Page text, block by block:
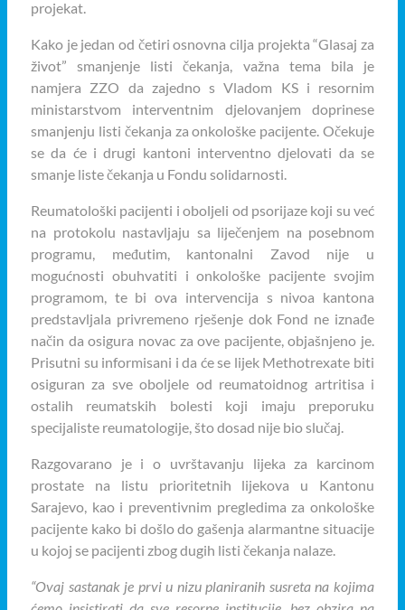
projekat.
Kako je jedan od četiri osnovna cilja projekta “Glasaj za
život” smanjenje listi čekanja, važna tema bila je
namjera ZZO da zajedno s Vladom KS i resornim
ministarstvom interventnim djelovanjem doprinese
smanjenju listi čekanja za onkološke pacijente. Očekuje
se da će i drugi kantoni interventno djelovati da se
smanje liste čekanja u Fondu solidarnosti.
Reumatološki pacijenti i oboljeli od psorijaze koji su već
na protokolu nastavljaju sa liječenjem na posebnom
programu, međutim, kantonalni Zavod nije u
mogućnosti obuhvatiti i onkološke pacijente svojim
programom, te bi ova intervencija s nivoa kantona
predstavljala privremeno rješenje dok Fond ne iznađe
način da osigura novac za ove pacijente, objašnjeno je.
Prisutni su informisani i da će se lijek Methotrexate biti
osiguran za sve oboljele od reumatoidnog artritisa i
ostalih reumatskih bolesti koji imaju preporuku
specijaliste reumatologije, što dosad nije bio slučaj.
Razgovarano je i o uvrštavanju lijeka za karcinom
prostate na listu prioritetnih lijekova u Kantonu
Sarajevo, kao i preventivnim pregledima za onkološke
pacijente kako bi došlo do gašenja alarmantne situacije
u kojoj se pacijenti zbog dugih listi čekanja nalaze.
“Ovaj sastanak je prvi u nizu planiranih susreta na kojima